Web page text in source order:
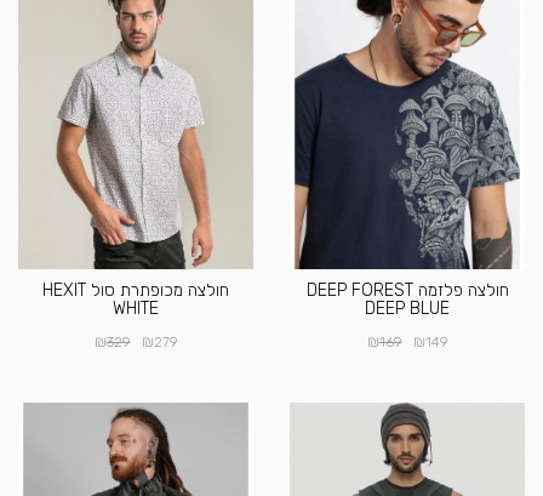
חולצה פלזמה DEEP FOREST
DEEP BLUE
₪149
₪169
חולצה מכופתרת סול HEXIT
WHITE
₪279
₪329